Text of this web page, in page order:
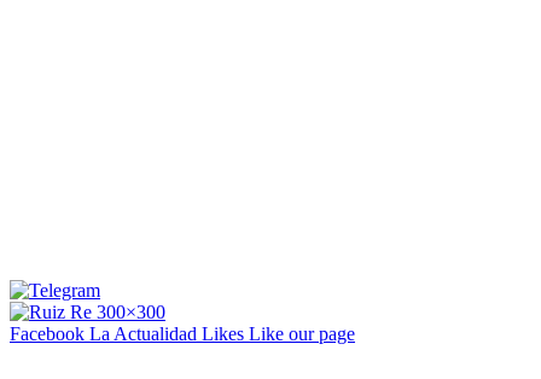
Facebook La Actualidad Likes Like our page